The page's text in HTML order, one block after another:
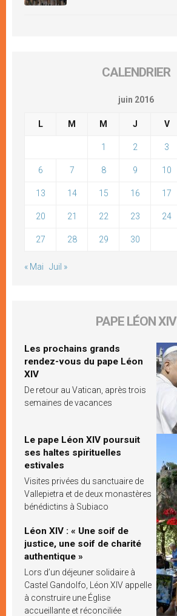
CALENDRIER
juin 2016
L M M J V
1 2 3
6 7 8 9 10
13 14 15 16 17
20 21 22 23 24
27 28 29 30
« Mai Juil »
PAPE LÉON XIV
Les prochains grands
rendez-vous du pape Léon
XIV
De retour au Vatican, après trois
semaines de vacances
Le pape Léon XIV poursuit
ses haltes spirituelles
estivales
Visites privées du sanctuaire de
Vallepietra et de deux monastères
bénédictins à Subiaco
Léon XIV : « Une soif de
justice, une soif de charité
authentique »
Lors d’un déjeuner solidaire à
Castel Gandolfo, Léon XIV appelle
à construire une Église
accueillante et réconciliée